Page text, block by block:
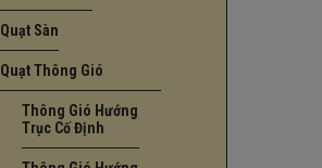
Quạt Sàn
Quạt Thông Gió
Thông Gió Hướng
Trục Cố Định